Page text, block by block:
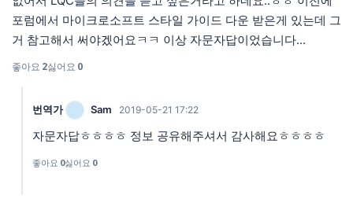
포럼에서 마이크로소프트 스타일 가이드 다운 받은게 있는데 그
거 참고해서 써야겠어요ㅋㅋ 이상 자문자답이었습니다...
좋아요 2싫어요 0
번역가 Sam 2019-05-21 17:22
자문자답ㅎㅎㅎㅎ 정보 공유해주셔서 감사해요ㅎㅎㅎㅎ
좋아요 0싫어요 0